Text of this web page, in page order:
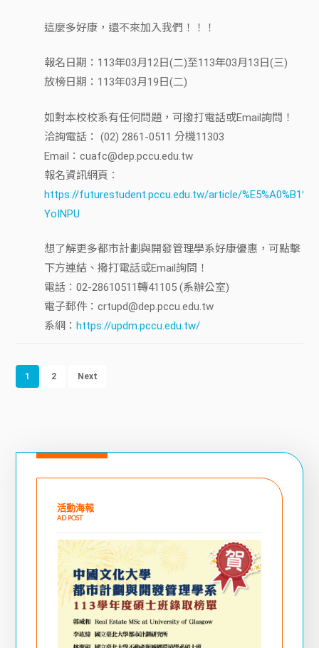
這麼多好康，還不來加入我們！！！
報名日期：113年03月12日(二)至113年03月13日(三)
放榜日期：113年03月19日(二)
如對本校校系有任何問題，可撥打電話或Email詢問！
洽詢電話： (02) 2861-0511 分機11303
Email：cuafc@dep.pccu.edu.tw
報名資訊網頁：
https://futurestudent.pccu.edu.tw/article/
YoINPU
想了解更多都市計劃與開發管理學系好康優惠，可點擊
下方連結、撥打電話或Email詢問！
電話：02-28610511轉41105 (系辦公室)
電子郵件：crtupd@dep.pccu.edu.tw
系網： https://updm.pccu.edu.tw/
1 2 Next
活動海報
AD POST